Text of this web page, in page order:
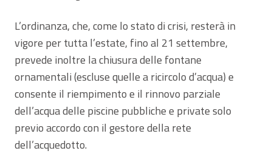
L’ordinanza, che, come lo stato di crisi, resterà in
vigore per tutta l’estate, fino al 21 settembre,
prevede inoltre la chiusura delle fontane
ornamentali (escluse quelle a ricircolo d’acqua) e
consente il riempimento e il rinnovo parziale
dell’acqua delle piscine pubbliche e private solo
previo accordo con il gestore della rete
dell’acquedotto.